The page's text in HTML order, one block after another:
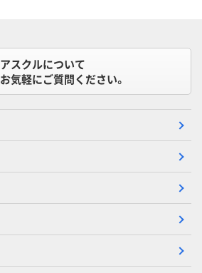
アスクルについて
お気軽にご質問ください。